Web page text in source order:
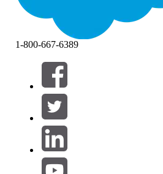
Filtrer efter (0)
VÆLG FILTRE
Produktområde
1-800-667-6389